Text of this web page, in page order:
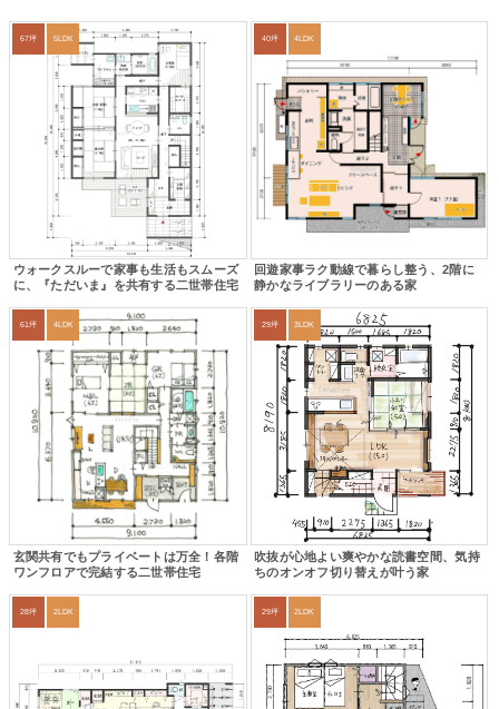
67坪 5LDK
ウォークスルーで家事も生活もスムーズ
に、『ただいま』を共有する二世帯住宅
40坪 4LDK
回遊家事ラク動線で暮らし整う、2階に
静かなライブラリーのある家
61坪 4LDK
玄関共有でもプライベートは万全！各階
ワンフロアで完結する二世帯住宅
29坪 3LDK
吹抜が心地よい爽やかな読書空間、気持
ちのオンオフ切り替えが叶う家
28坪 2LDK 29坪 2LDK